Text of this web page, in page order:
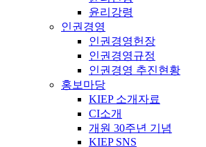
윤리강령
인권경영
인권경영헌장
인권경영규정
인권경영 추진현황
홍보마당
KIEP 소개자료
CI소개
개원 30주년 기념
KIEP SNS